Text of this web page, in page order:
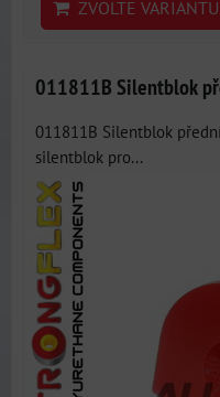
ZVOLTE VARIANTU
011811B Silentblok
011811B Silentblok
silentblok pro...